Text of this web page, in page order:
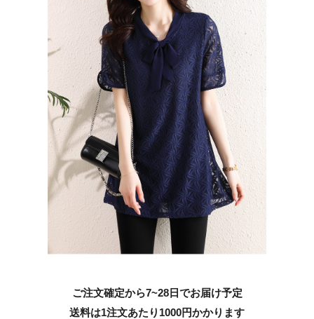
ご注文確定から7~28日でお届け予定
送料は1注文あたり 1000円かかります